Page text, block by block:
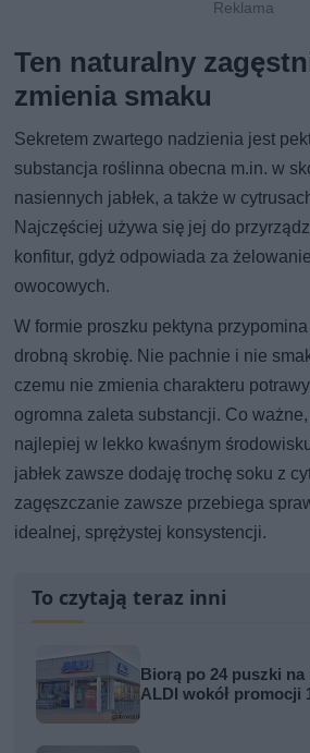
Ten naturalny
zmienia smaku
Sekretem zwartego nadzienia jest
substancja roślinna obecna m.in. w
nasiennych jabłek, a także w
Najczęściej używa się jej do
konfitur, gdyż odpowiada za
owocowych.
W formie proszku pektyna
drobną skrobię. Nie pachnie i nie
czemu nie zmienia charakteru
ogromna zaleta substancji. Co ważne,
najlepiej w lekko kwaśnym
jabłek zawsze dodaję trochę soku z
zagęszczanie zawsze przebiega
idealnej, sprężystej konsystencji.
To czytają teraz inni
Biorą po 24 puszki
ALDI wokół promocji